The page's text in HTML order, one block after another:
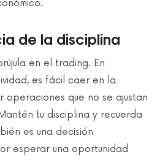
de la disciplina
en el trading. En
es fácil caer en la
que no se ajustan
tu disciplina y recuerda
es una decisión
esperar una oportunidad